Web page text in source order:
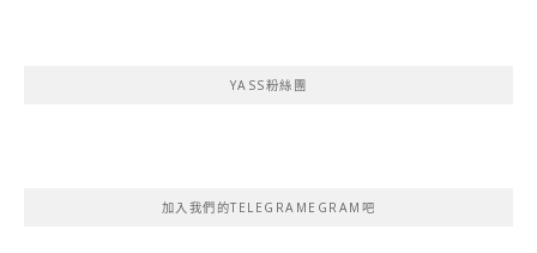
YASS粉絲團
加入我們的TELEGRAMEGRAM吧